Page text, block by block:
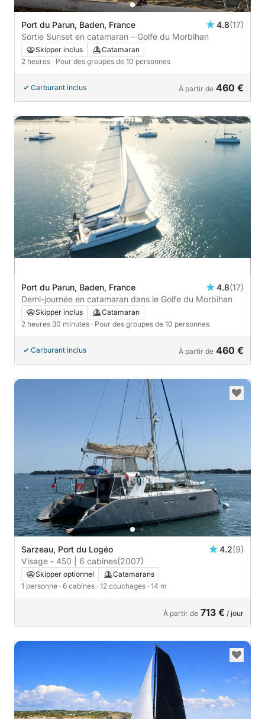
Port du Parun, Baden, France 4.8(17)
Sortie Sunset en catamaran – Golfe du Morbihan
Skipper inclus
Catamaran
2 heures · Pour des groupes de 10 personnes
Carburant inclus À partir de 460 €
Port du Parun, Baden, France 4.8(17)
Demi-journée en catamaran dans le Golfe du Morbihan
Skipper inclus
Catamaran
2 heures 30 minutes · Pour des groupes de 10 personnes
Carburant inclus À partir de 460 €
Sarzeau, Port du Logéo 4.2(9)
Visage - 450 | 6 cabines(2007)
Skipper optionnel
Catamarans
1 personne · 6 cabines · 12 couchages · 14 m
À partir de 713 € / jour